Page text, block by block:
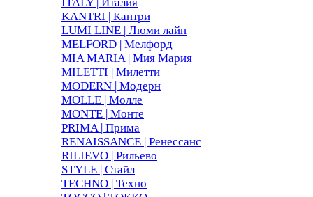
KANTRI | Кантри
LUMI LINE | Люми лайн
MELFORD | Мелфорд
MIA MARIA | Мия Мария
MILETTI | Милетти
MODERN | Модерн
MOLLE | Молле
MONTE | Монте
PRIMA | Прима
RENAISSANCE | Ренессанс
RILIEVO | Рильево
STYLE | Стайл
TECHNO | Техно